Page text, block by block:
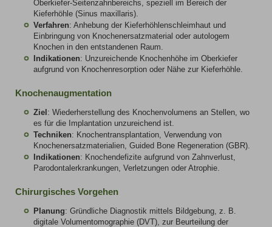
Oberkiefer-Seitenzahnbereichs, speziell im Bereich der
Kieferhöhle (Sinus maxillaris).
Verfahren: Anhebung der Kieferhöhlenschleimhaut und
Einbringung von Knochenersatzmaterial oder autologem
Knochen in den entstandenen Raum.
Indikationen: Unzureichende Knochenhöhe im Oberkiefer
aufgrund von Knochenresorption oder Nähe zur Kieferhöhle.
Knochenaugmentation
Ziel : Wiederherstellung des Knochenvolumens an Stellen, wo
es für die Implantation unzureichend ist.
Techniken: Knochentransplantation, Verwendung von
Knochenersatzmaterialien, Guided Bone Regeneration (GBR).
Indikationen: Knochendefizite aufgrund von Zahnverlust,
Parodontalerkrankungen, Verletzungen oder Atrophie.
Chirurgisches Vorgehen
Planung: Gründliche Diagnostik mittels Bildgebung, z. B.
digitale Volumentomographie (DVT), zur Beurteilung der